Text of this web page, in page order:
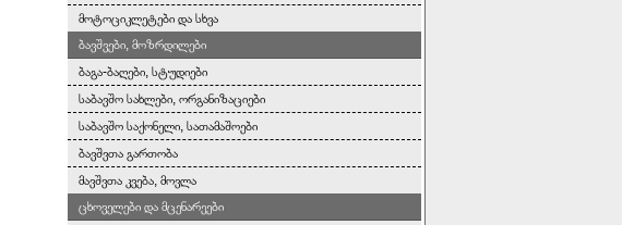
მოტოციკლეტები და სხვა
ბავშვები, მოზრდილები
ბაგა-ბაღები, სტუდიები
საბავშო სახლები, ორგანიზაციები
საბავშო საქონელი, სათამაშოები
ბავშვთა გართობა
მავშვთა კვება, მოვლა
ცხოველები და მცენარეები